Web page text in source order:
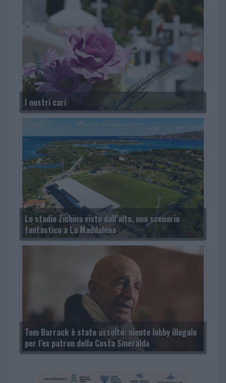
I nostri cari
Lo stadio Zichina visto dall’alto, uno scenario
fantastico a La Maddalena
Tom Barrack è stato assolto: niente lobby illegale
per l’ex patron della Costa Smeralda